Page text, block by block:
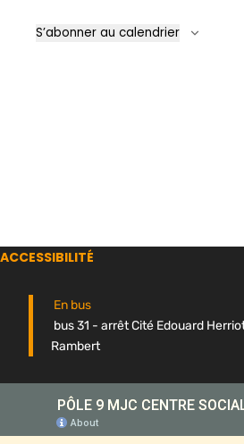
S’abonner au calendrier
ACCESSIBILITÉ
En bus
bus 31 - arrêt Cité Edouard
Rambert